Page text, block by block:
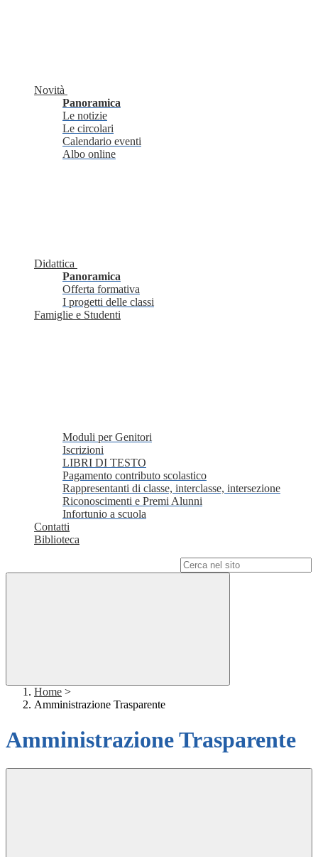
Novità
Panoramica
Le notizie
Le circolari
Calendario eventi
Albo online
Didattica
Panoramica
Offerta formativa
I progetti delle classi
Famiglie e Studenti
Moduli per Genitori
Iscrizioni
LIBRI DI TESTO
Pagamento contributo scolastico
Rappresentanti di classe, interclasse, intersezione
Riconoscimenti e Premi Alunni
Infortunio a scuola
Contatti
Biblioteca
Home >
Amministrazione Trasparente
Amministrazione Trasparente